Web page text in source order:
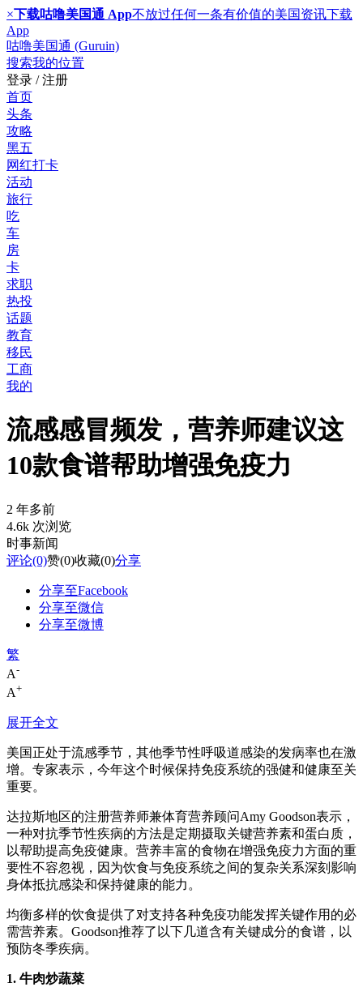
×下载咕噜美国通 App不放过任何一条有价值的美国资讯下载
App
咕噜美国通 (Guruin)
搜索我的位置
登录 / 注册
首页
头条
攻略
黑五
网红打卡
活动
旅行
吃
车
房
卡
求职
热投
话题
教育
移民
工商
我的
流感感冒频发，营养师建议这
10款食谱帮助增强免疫力
2 年多前
4.6k 次浏览
时事新闻
评论(0)赞(0)收藏(0)分享
分享至Facebook
分享至微信
分享至微博
繁
A-
A+
展开全文
美国正处于流感季节，其他季节性呼吸道感染的发病率也在激
增。专家表示，今年这个时候保持免疫系统的强健和健康至关
重要。
达拉斯地区的注册营养师兼体育营养顾问Amy Goodson表示，
一种对抗季节性疾病的方法是定期摄取关键营养素和蛋白质，
以帮助提高免疫健康。营养丰富的食物在增强免疫力方面的重
要性不容忽视，因为饮食与免疫系统之间的复杂关系深刻影响
身体抵抗感染和保持健康的能力。
均衡多样的饮食提供了对支持各种免疫功能发挥关键作用的必
需营养素。Goodson推荐了以下几道含有关键成分的食谱，以
预防冬季疾病。
1. 牛肉炒蔬菜